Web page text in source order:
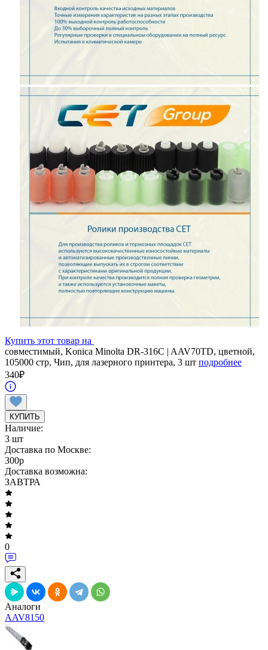
Купить этот товар на
совместимый, Konica Minolta DR-316C | AAV70TD, цветной,
105000 стр, Чип, для лазерного принтера, 3 шт подробнее
340₽
КУПИТЬ
Наличие:
3 шт
Доставка по Москве:
300p
Доставка возможна:
ЗАВТРА
0
Аналоги
AAV8150